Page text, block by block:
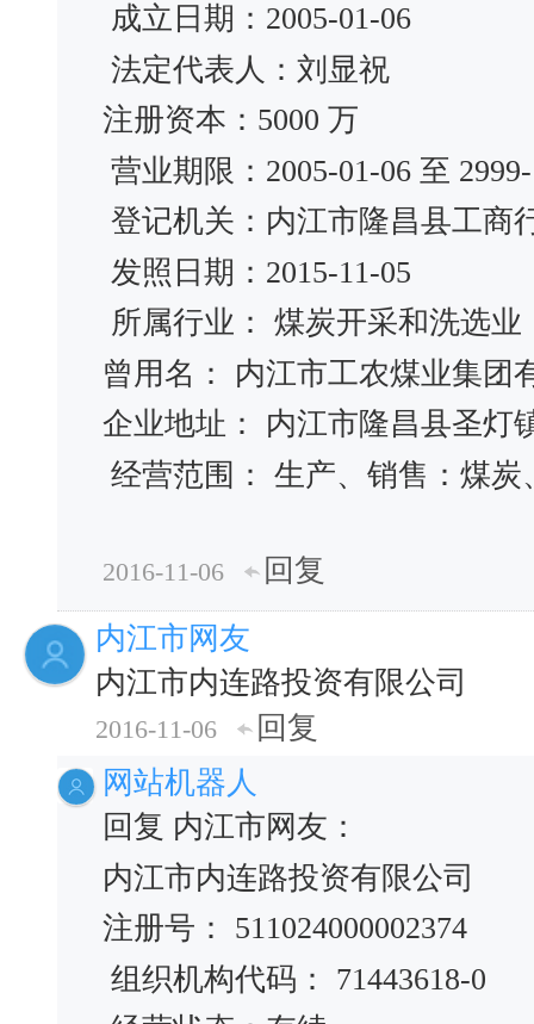
成立日期：2005-01-06
法定代表人：刘显祝
注册资本：5000 万
营业期限：2005-01-06 至
登记机关：内江市隆昌县工商
发照日期：2015-11-05
所属行业： 煤炭开采和洗选业
曾用名： 内江市工农煤业集
企业地址： 内江市隆昌县圣灯
经营范围： 生产、销售：煤
2016-11-06
回复
内江市网友
内江市内连路投资有限公司
2016-11-06
回复
网站机器人
回复 内江市网友：
内江市内连路投资有限公司
注册号： 511024000002374
组织机构代码： 71443618-0